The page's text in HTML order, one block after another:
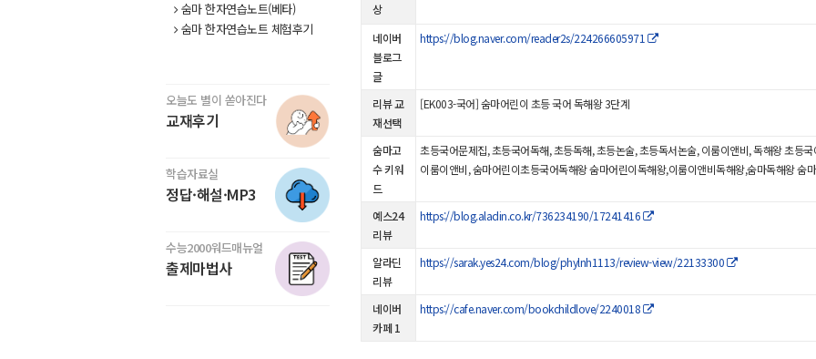
숨마 한자연습노트(베타)
숨마 한자연습노트 체험후기
오늘도 별이 쏟아진다
교재후기
학습자료실
정답·해설·MP3
수능2000워드매뉴얼
출제마법사
상
네이버
블로그
글
https://blog.naver.com/reader2s/224266605971
리뷰 교
재선택
[EK003-국어] 숨마어린이 초등 국어 독해왕 3단계
숨마고
수 키워
드
초등국어문제집, 초등국어독해, 초등독해, 초등논술, 초등독서논술, 이룸이앤비, 독해왕 초등
이룸이앤비, 숨마어린이초등국어독해왕 숨마어린이독해왕,이룸이앤비독해왕,숨마독해왕 숨
예스24
리뷰
https://blog.aladin.co.kr/736234190/17241416
알라딘
리뷰
https://sarak.yes24.com/blog/phylnh1113/review-view/22133300
네이버
카페 1
https://cafe.naver.com/bookchildlove/2240018